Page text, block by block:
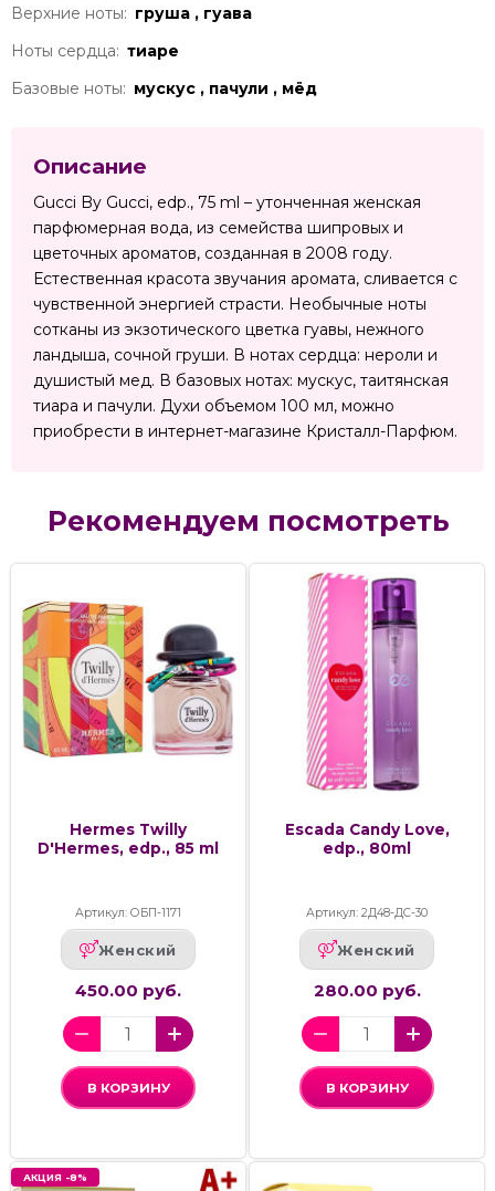
Верхние ноты: груша , гуава
Ноты сердца: тиаре
Базовые ноты: мускус , пачули , мёд
Описание
Gucci By Gucci, edp., 75 ml – утонченная женская
парфюмерная вода, из семейства шипровых и
цветочных ароматов, созданная в 2008 году.
Естественная красота звучания аромата, сливается с
чувственной энергией страсти. Необычные ноты
сотканы из экзотического цветка гуавы, нежного
ландыша, сочной груши. В нотах сердца: нероли и
душистый мед. В базовых нотах: мускус, таитянская
тиара и пачули. Духи объемом 100 мл, можно
приобрести в интернет-магазине Кристалл-Парфюм.
Рекомендуем посмотреть
Hermes Twilly
D'Hermes, edp., 85 ml
Артикул: ОБП-1171
Женский
450.00 руб.
В КОРЗИНУ
Escada Candy Love,
edp., 80ml
Артикул: 2Д48-ДС-30
Женский
280.00 руб.
В КОРЗИНУ
АКЦИЯ -8%